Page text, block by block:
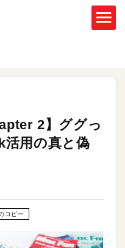
2】ググっ
用の真と偽
コピー